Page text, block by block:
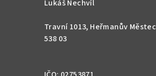
Lukáš Nechvíl
Travní 1013, Heřmanův Městec
538 03